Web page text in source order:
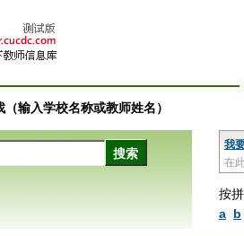
输入学校名称或教师姓名）
我
在
按
a b